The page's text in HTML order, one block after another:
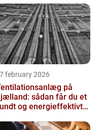
february 2026
på
sådan får du et
og energieffektivt